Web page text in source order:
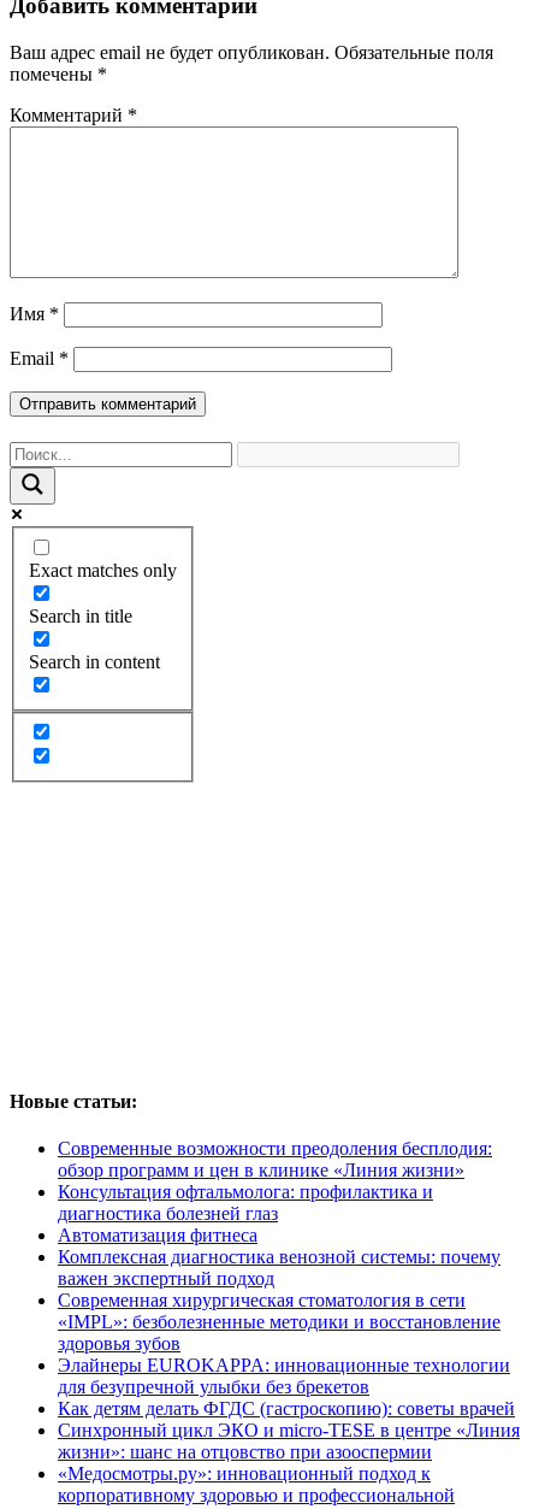
Добавить комментарий
Ваш адрес email не будет опубликован. Обязательные поля
помечены *
Комментарий *
Имя *
Email *
Exact matches only
Search in title
Search in content
Новые статьи:
Современные возможности преодоления бесплодия:
обзор программ и цен в клинике «Линия жизни»
Консультация офтальмолога: профилактика и
диагностика болезней глаз
Автоматизация фитнеса
Комплексная диагностика венозной системы: почему
важен экспертный подход
Современная хирургическая стоматология в сети
«IMPL»: безболезненные методики и восстановление
здоровья зубов
Элайнеры EUROKAPPA: инновационные технологии
для безупречной улыбки без брекетов
Как детям делать ФГДС (гастроскопию): советы врачей
Синхронный цикл ЭКО и micro-TESE в центре «Линия
жизни»: шанс на отцовство при азооспермии
«Медосмотры.ру»: инновационный подход к
корпоративному здоровью и профессиональной